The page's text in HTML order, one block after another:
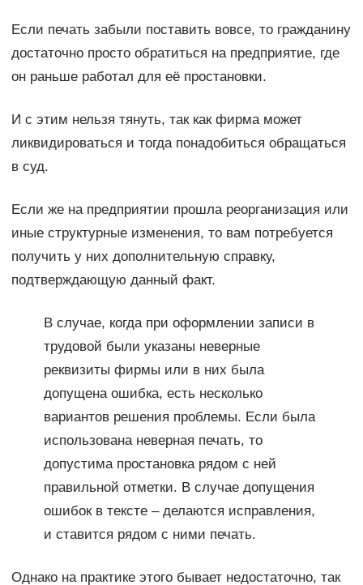
Если печать забыли поставить вовсе, то гражданину
достаточно просто обратиться на предприятие, где
он раньше работал для её простановки.
И с этим нельзя тянуть, так как фирма может
ликвидироваться и тогда понадобиться обращаться
в суд.
Если же на предприятии прошла реорганизация или
иные структурные изменения, то вам потребуется
получить у них дополнительную справку,
подтверждающую данный факт.
В случае, когда при оформлении записи в
трудовой были указаны неверные
реквизиты фирмы или в них была
допущена ошибка, есть несколько
вариантов решения проблемы. Если была
использована неверная печать, то
допустима простановка рядом с ней
правильной отметки. В случае допущения
ошибок в тексте – делаются исправления,
и ставится рядом с ними печать.
Однако на практике этого бывает недостаточно, так